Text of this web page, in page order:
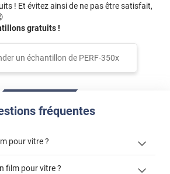
! Et évitez ainsi de ne pas être satisfait,
gratuits !
un échantillon de PERF-350x
fréquentes
pour vitre ?
film pour vitre ?
jours
la pose facile
mes attentes et pose facile